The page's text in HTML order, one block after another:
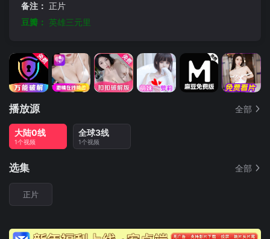
备注： 正片
豆瓣： 英雄三元里
播放源 全部
大陆0线
1个视频
全球3线
1个视频
选集 全部
正片